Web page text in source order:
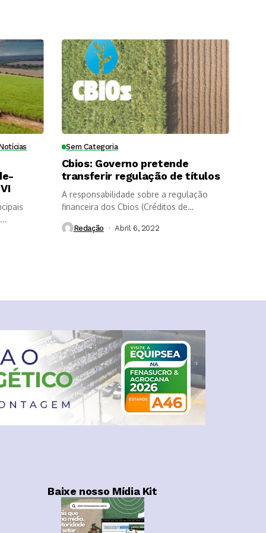
soqueira
s?
Sem Categoria
Cbios: Governo pretende
transferir regulação de títulos
A responsabilidade sobre a regulação
financeira dos Cbios (Créditos de
Redação Abril 6, 2022
Baixe nosso Mídia Kit